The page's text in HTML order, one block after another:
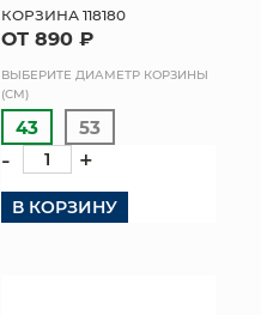
КОРЗИНА 118180
ОТ 890 ₽
ВЫБЕРИТЕ ДИАМЕТР КОРЗИНЫ
(СМ)
43 53
- +
В КОРЗИНУ